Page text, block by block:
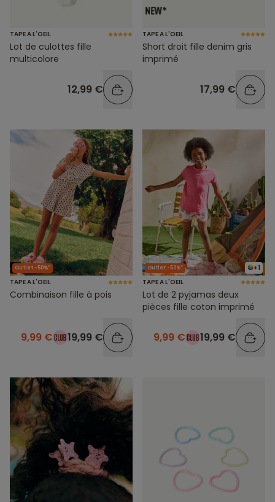
TAPE A L'OEIL
Lot de culottes fille
multicolore
12,99 €
TAPE A L'OEIL
Short droit fille denim gris
imprimé
17,99 €
Outlet -50%*
TAPE A L'OEIL
Combinaison fille à pois
9,99 € 19,99 €
+1
Outlet -50%*
TAPE A L'OEIL
Lot de 2 pyjamas deux
pièces fille coton imprimé
9,99 € 19,99 €